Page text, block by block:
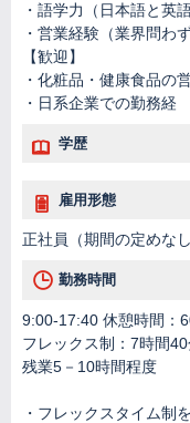
・語学力（日本語と英
・営業経験（業界問わず
【歓迎】
・化粧品・健康食品の
・日系企業での勤務経
学歴
雇用形態
正社員（期間の定めな
勤務時間
9:00-17:40 休憩時間：
フレックス制：7時間40
残業5－10時間程度
・フレックスタイム制